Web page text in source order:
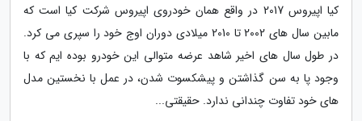
کیا اپیروس 2017 در واقع همان خودروی اپیروس شرکت کیا است که
مابین سال های 2002 تا 2010 میلادی دوران اوج خود را سپری می کرد.
در طول سال های اخیر شاهد عرضه متوالی این خودرو بوده ایم که با
وجود پا به سن گذاشتن و پیشکسوت شدن، در عمل با نخستین مدل
های خود تفاوت چندانی ندارد. حقیقتی...